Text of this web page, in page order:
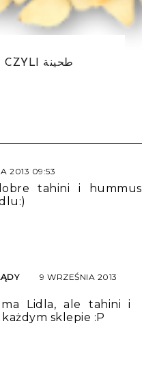
SOS TAHINI CZYLI طحينة
2013 09:53
tahini i hummus
9 WRZEŚNIA 2013
Lidla, ale tahini i
sklepie :P